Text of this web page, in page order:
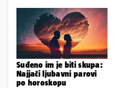
Suđeno im je biti skupa:
Najjači ljubavni parovi
po horoskopu